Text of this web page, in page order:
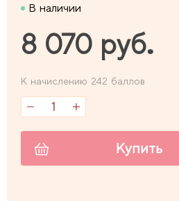
В наличии
8 070 руб.
К начислению 242 баллов
Купить